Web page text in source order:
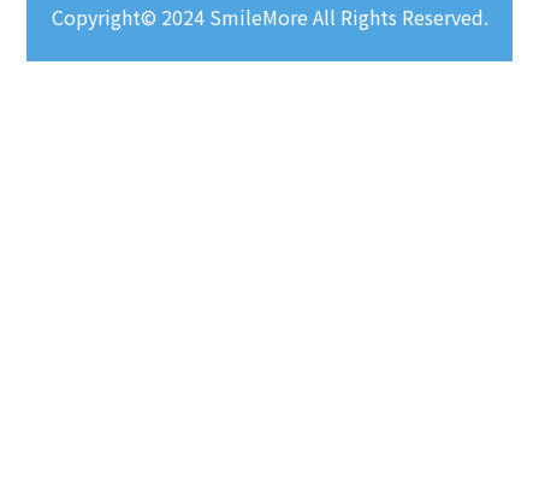
Copyright© 2024 SmileMore All Rights Reserved.